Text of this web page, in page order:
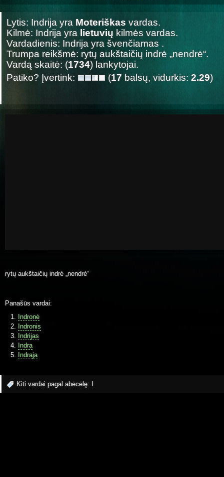
Lytis: Indrija yra Moteriškas vardas.
Kilmė: Indrija yra lietuvių kilmės vardas.
Vardadienis: Indrija yra švenčiamas .
Trumpa reikšmė: rytų aukštaičių indrė „nendrė“.
Vardą skaitė: (1734) lankytojai.
Patiko? Įvertink:
(17 balsų, vidurkis: 2.29)
rytų aukštaičių indrė „nendrė“
Panašūs vardai:
Indronė
Indronis
Indrijas
Indra
Indraja
Kiti vardai pagal abėcėlę: